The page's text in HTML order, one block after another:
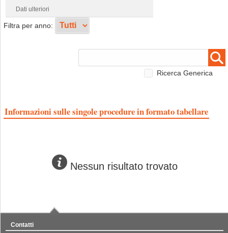
Dati ulteriori
Filtra per anno:
Ricerca Generica
Informazioni sulle singole procedure in formato tabellare
Nessun risultato trovato
Contatti